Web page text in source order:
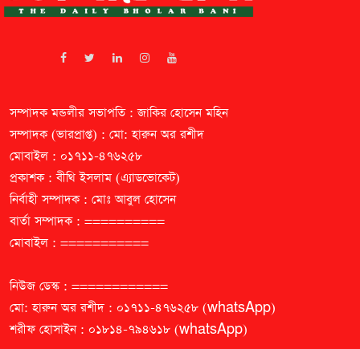
সম্পাদক মন্ডলীর সভাপতি : জাকির হোসেন মহিন
সম্পাদক (ভারপ্রাপ্ত) : মো: হারুন অর রশীদ
মোবাইল : ০১৭১১-৪৭৬২৫৮
প্রকাশক : বীথি ইসলাম (এ্যাডভোকেট)
নির্বাহী সম্পাদক : মোঃ আবুল হোসেন
বার্তা সম্পাদক : ==========
মোবাইল : ===========
নিউজ ডেস্ক : ============
মো: হারুন অর রশীদ : ০১৭১১-৪৭৬২৫৮ (whatsApp)
শরীফ হোসাইন : ০১৮১৪-৭৯৪৬১৮ (whatsApp)